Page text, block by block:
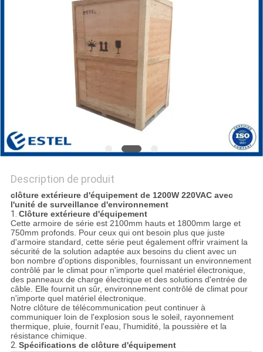
Description de produit
clôture extérieure d'équipement de 1200W 220VAC avec
l'unité de surveillance d'environnement
1. Clôture extérieure d'équipement
Cette armoire de série est 2100mm hauts et 1800mm large et
750mm profonds. Pour ceux qui ont besoin plus que juste
d'armoire standard, cette série peut également offrir vraiment la
sécurité de la solution adaptée aux besoins du client avec un
bon nombre d'options disponibles, fournissant un environnement
contrôlé par le climat pour n'importe quel matériel électronique,
des panneaux de charge électrique et des solutions d'entrée de
câble. Elle fournit un sûr, environnement contrôlé de climat pour
n'importe quel matériel électronique.
Notre clôture de télécommunication peut continuer à
communiquer loin de l'explosion sous le soleil, rayonnement
thermique, pluie, fournit l'eau, l'humidité, la poussière et la
résistance chimique.
2. Spécifications de clôture d'équipement